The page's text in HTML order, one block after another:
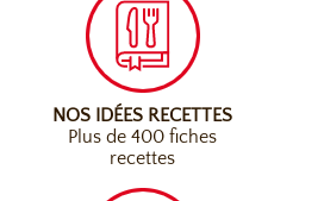
NOS IDÉES RECETTES
Plus de 400 fiches
recettes